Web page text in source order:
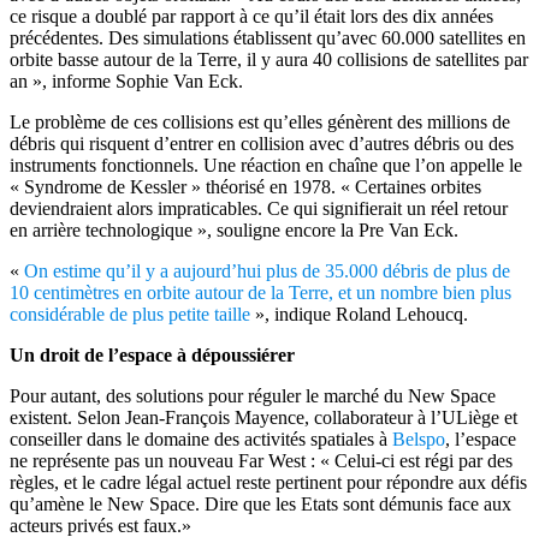
ce risque a doublé par rapport à ce qu’il était lors des dix années
précédentes. Des simulations établissent qu’avec 60.000 satellites en
orbite basse autour de la Terre, il y aura 40 collisions de satellites par
an », informe Sophie Van Eck.
Le problème de ces collisions est qu’elles génèrent des millions de
débris qui risquent d’entrer en collision avec d’autres débris ou des
instruments fonctionnels. Une réaction en chaîne que l’on appelle le
« Syndrome de Kessler » théorisé en 1978. « Certaines orbites
deviendraient alors impraticables. Ce qui signifierait un réel retour
en arrière technologique », souligne encore la Pre Van Eck.
« On estime qu’il y a aujourd’hui plus de 35.000 débris de plus de
10 centimètres en orbite autour de la Terre, et un nombre bien plus
considérable de plus petite taille », indique Roland Lehoucq.
Un droit de l’espace à dépoussiérer
Pour autant, des solutions pour réguler le marché du New Space
existent. Selon Jean-François Mayence, collaborateur à l’ULiège et
conseiller dans le domaine des activités spatiales à Belspo, l’espace
ne représente pas un nouveau Far West : « Celui-ci est régi par des
règles, et le cadre légal actuel reste pertinent pour répondre aux défis
qu’amène le New Space. Dire que les Etats sont démunis face aux
acteurs privés est faux.»